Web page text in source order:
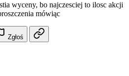
wyceny, bo najczesciej to ilosc akcji
mówiąc
Zgłoś